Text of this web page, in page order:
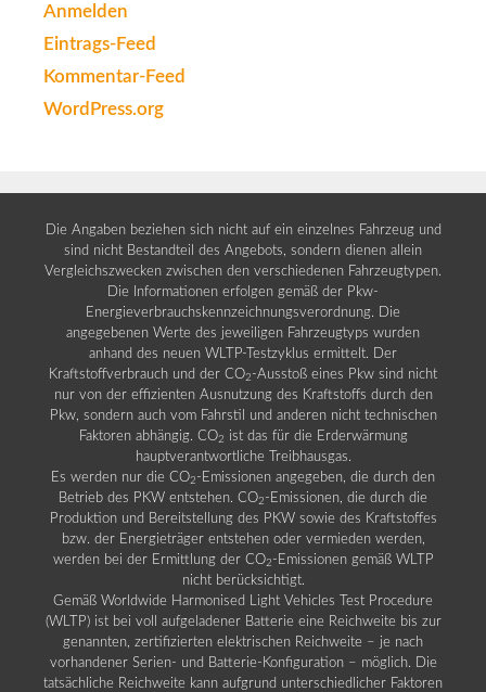
Anmelden
Eintrags-Feed
Kommentar-Feed
WordPress.org
Die Angaben beziehen sich nicht auf ein einzelnes Fahrzeug und
sind nicht Bestandteil des Angebots, sondern dienen allein
Vergleichszwecken zwischen den verschiedenen Fahrzeugtypen.
Die Informationen erfolgen gemäß der Pkw-
Energieverbrauchskennzeichnungsverordnung. Die
angegebenen Werte des jeweiligen Fahrzeugtyps wurden
anhand des neuen WLTP-Testzyklus ermittelt. Der
Kraftstoffverbrauch und der CO2 -Ausstoß eines Pkw sind nicht
nur von der effizienten Ausnutzung des Kraftstoffs durch den
Pkw, sondern auch vom Fahrstil und anderen nicht technischen
Faktoren abhängig. CO2 ist das für die Erderwärmung
hauptverantwortliche Treibhausgas.
Es werden nur die CO2 -Emissionen angegeben, die durch den
Betrieb des PKW entstehen. CO2 -Emissionen, die durch die
Produktion und Bereitstellung des PKW sowie des Kraftstoffes
bzw. der Energieträger entstehen oder vermieden werden,
werden bei der Ermittlung der CO2 -Emissionen gemäß WLTP
nicht berücksichtigt.
Gemäß Worldwide Harmonised Light Vehicles Test Procedure
(WLTP) ist bei voll aufgeladener Batterie eine Reichweite bis zur
genannten, zertifizierten elektrischen Reichweite – je nach
vorhandener Serien- und Batterie-Konfiguration – möglich. Die
tatsächliche Reichweite kann aufgrund unterschiedlicher Faktoren